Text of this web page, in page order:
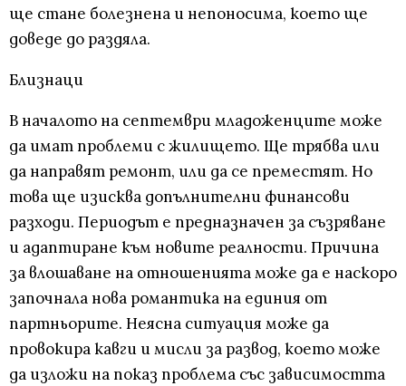
ще стане болезнена и непоносима, което ще
доведе до раздяла.
Близнаци
В началото на септември младоженците може
да имат проблеми с жилището. Ще трябва или
да направят ремонт, или да се преместят. Но
това ще изисква допълнителни финансови
разходи. Периодът е предназначен за съзряване
и адаптиране към новите реалности. Причина
за влошаване на отношенията може да е наскоро
започнала нова романтика на единия от
партньорите. Неясна ситуация може да
провокира кавги и мисли за развод, което може
да изложи на показ проблема със зависимостта